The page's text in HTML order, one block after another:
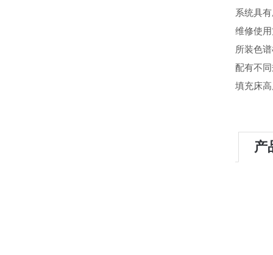
系统具
维修使
所装色
配有不
填充床
产